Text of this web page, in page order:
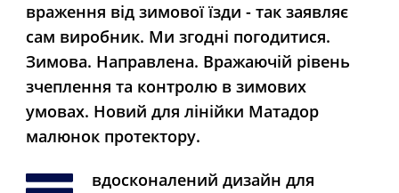
враження від зимової їзди - так заявляє
сам виробник. Ми згодні погодитися.
Зимова. Направлена. Вражаючій рівень
зчеплення та контролю в зимових
умовах. Новий для лінійки Матадор
малюнок протектору.
вдосконалений дизайн для